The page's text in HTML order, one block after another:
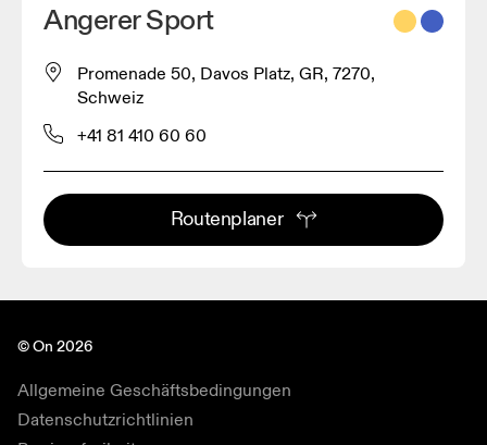
Angerer Sport
Promenade 50, Davos Platz, GR, 7270,
Schweiz
+41 81 410 60 60
Routenplaner
© On 2026
Allgemeine Geschäftsbedingungen
Datenschutzrichtlinien